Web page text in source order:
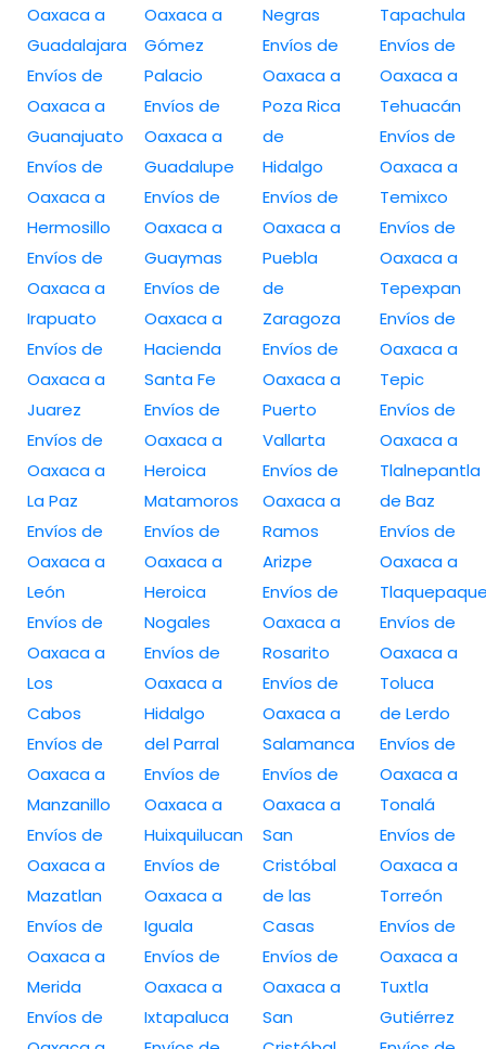
Oaxaca a
Guadalajara
Envíos de
Oaxaca a
Guanajuato
Envíos de
Oaxaca a
Hermosillo
Envíos de
Oaxaca a
Irapuato
Envíos de
Oaxaca a
Juarez
Envíos de
Oaxaca a
La Paz
Envíos de
Oaxaca a
León
Envíos de
Oaxaca a
Los
Cabos
Envíos de
Oaxaca a
Manzanillo
Envíos de
Oaxaca a
Mazatlan
Envíos de
Oaxaca a
Merida
Envíos de
Oaxaca a
Gómez
Palacio
Envíos de
Oaxaca a
Guadalupe
Envíos de
Oaxaca a
Guaymas
Envíos de
Oaxaca a
Hacienda
Santa Fe
Envíos de
Oaxaca a
Heroica
Matamoros
Envíos de
Oaxaca a
Heroica
Nogales
Envíos de
Oaxaca a
Hidalgo
del Parral
Envíos de
Oaxaca a
Huixquilucan
Envíos de
Oaxaca a
Iguala
Envíos de
Oaxaca a
Ixtapaluca
Negras
Envíos de
Oaxaca a
Poza Rica
de
Hidalgo
Envíos de
Oaxaca a
Puebla
de
Zaragoza
Envíos de
Oaxaca a
Puerto
Vallarta
Envíos de
Oaxaca a
Ramos
Arizpe
Envíos de
Oaxaca a
Rosarito
Envíos de
Oaxaca a
Salamanca
Envíos de
Oaxaca a
San
Cristóbal
de las
Casas
Envíos de
Oaxaca a
San
Tapachula
Envíos de
Oaxaca a
Tehuacán
Envíos de
Oaxaca a
Temixco
Envíos de
Oaxaca a
Tepexpan
Envíos de
Oaxaca a
Tepic
Envíos de
Oaxaca a
Tlalnepantla
de Baz
Envíos de
Oaxaca a
Envíos de
Oaxaca a
Toluca
de Lerdo
Envíos de
Oaxaca a
Tonalá
Envíos de
Oaxaca a
Torreón
Envíos de
Oaxaca a
Tuxtla
Gutiérrez